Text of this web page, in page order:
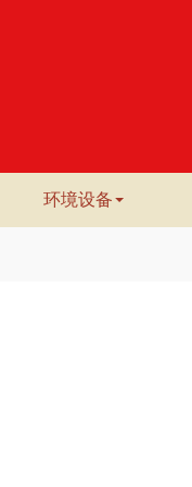
环境设备